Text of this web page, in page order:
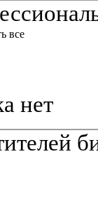
все
нет